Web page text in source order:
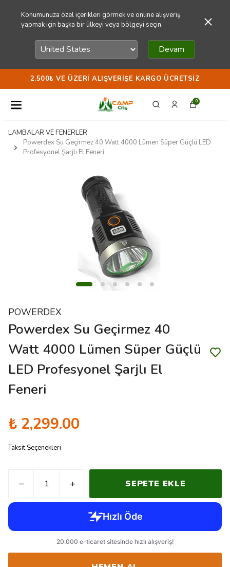
Konumunuza özel içerikleri görmek ve online alışveriş
yapmak için başka bir ülkeyi veya bölgeyi seçin.
Devam
2.500₺ VE ÜZERI ALIŞVERIŞE KARGO ÜCRETSIZ
0
LAMBALAR VE FENERLER
Powerdex Su Geçirmez 40 Watt 4000 Lümen Süper Güçlü LED
Profesyonel Şarjlı El Feneri
POWERDEX
Powerdex Su Geçirmez 40
Watt 4000 Lümen Süper Güçlü
LED Profesyonel Şarjlı El
Feneri
₺ 2,299.00
Taksit Seçenekleri
SEPETE EKLE